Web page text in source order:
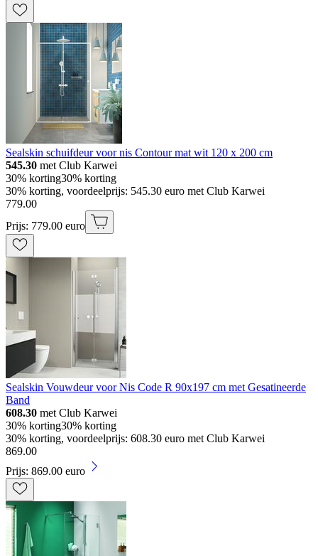
Sealskin schuifdeur voor nis Contour mat wit 120 x 200 cm
545.30 met Club Karwei
30% korting30% korting
30% korting, voordeelprijs: 545.30 euro met Club Karwei
779.00
Prijs: 779.00 euro
Sealskin Vouwdeur voor Nis Code R 90x197 cm met Gesatineerde
Band
608.30 met Club Karwei
30% korting30% korting
30% korting, voordeelprijs: 608.30 euro met Club Karwei
869.00
Prijs: 869.00 euro